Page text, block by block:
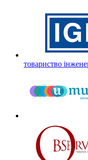
товариство